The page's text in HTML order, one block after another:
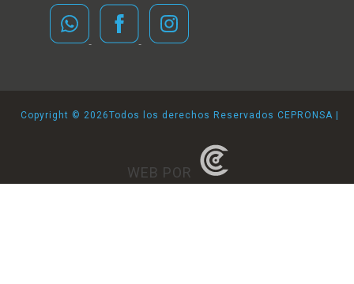
Copyright © 2026Todos los derechos Reservados CEPRONSA |
WEB POR